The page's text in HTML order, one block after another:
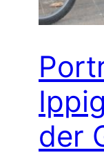
der